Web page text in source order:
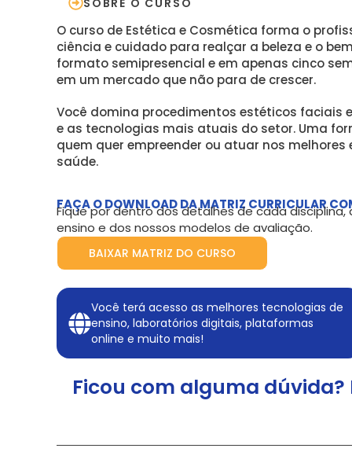
O curso de Estética e Cosmética forma o
ciência e cuidado para realçar a beleza e o
formato semipresencial e em apenas cinco
em um mercado que não para de crescer.
Você domina procedimentos estéticos faciais
e as tecnologias mais atuais do setor. Uma
quem quer empreender ou atuar nos melhores
saúde.
FAÇA O DOWNLOAD DA MATRIZ CURRICULAR
Fique por dentro dos detalhes de cada
ensino e dos nossos modelos de avaliação.
BAIXAR MATRIZ DO CURSO
Você terá acesso as melhores tecnologias de
ensino, laboratórios digitais, plataformas
online e muito mais!
Ficou com alguma dúvida?